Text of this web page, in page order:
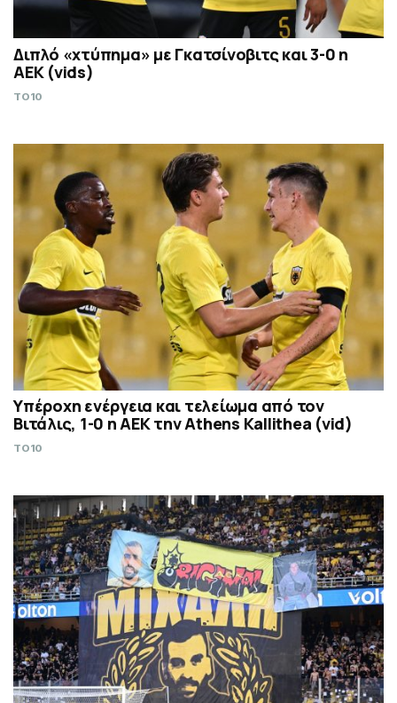
Διπλό «χτύπημα» με Γκατσίνοβιτς και 3-0 η
ΑΕΚ (vids)
TO10
Υπέροχη ενέργεια και τελείωμα από τον
Βιτάλις, 1-0 η ΑΕΚ την Athens Kallithea (vid)
TO10